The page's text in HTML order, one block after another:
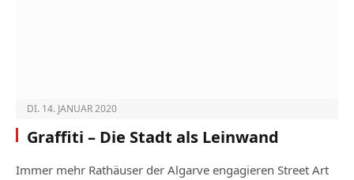
DI. 14. JANUAR 2020
Graffiti – Die Stadt als Leinwand
Immer mehr Rathäuser der Algarve engagieren Street Art